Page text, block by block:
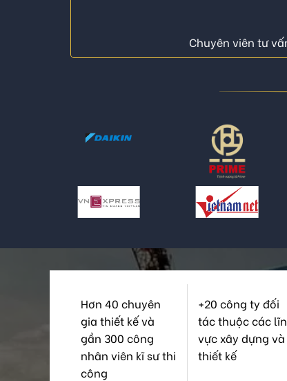
Chuyên viên tư
Hơn 40 chuyên
gia thiết kế và
gần 300 công
nhân viên kĩ sư thi
công
+20 công ty đối
tác thuộc các
vực xây dựng và
thiết kế